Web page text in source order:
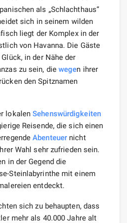
als „Schlachthaus“
sich in seinem wilden
liegt der Komplex in der
von Havanna. Die Gäste
in der Nähe der
zu sein, diewegen ihrer
den Spitznamen
lokalenSehenswürdigkeiten
Reisende, die sich einen
Abenteuer nicht
Wahl sehr zufrieden sein.
in der Gegend die
Steinlabyrinthe mit einem
entdeckt.
sich zu behaupten, dass
mehr als 40.000 Jahre alt